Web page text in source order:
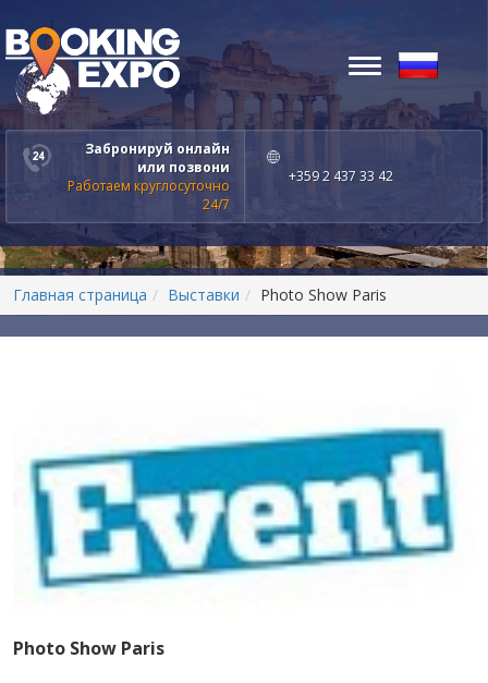
Забронируй онлайн
или позвони
Работаем круглосуточно
24/7
+359 2 437 33 42
Toggle
Главная страница Выставки Photo Show Paris
Photo Show Paris